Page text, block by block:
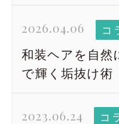
2026.04.06 コ
和装ヘアを自
で輝く垢抜け術
2023.06.24 コ